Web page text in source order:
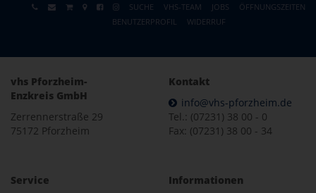
SUCHE VHS-TEAM JOBS
ÖFFNUNGSZEITEN
BENUTZERPROFIL
WIDERRUF
vhs Pforzheim-
Enzkreis GmbH
Zerrennerstraße 29
75172 Pforzheim
Kontakt
info@vhs-pforzheim.de
Tel.: (07231) 38 00 - 0
Fax: (07231) 38 00 - 34
Service
Informationen